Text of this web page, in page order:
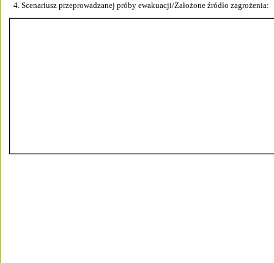
4. Scenariusz przeprowadzanej próby ewakuacji/Założone źródło zagrożenia: